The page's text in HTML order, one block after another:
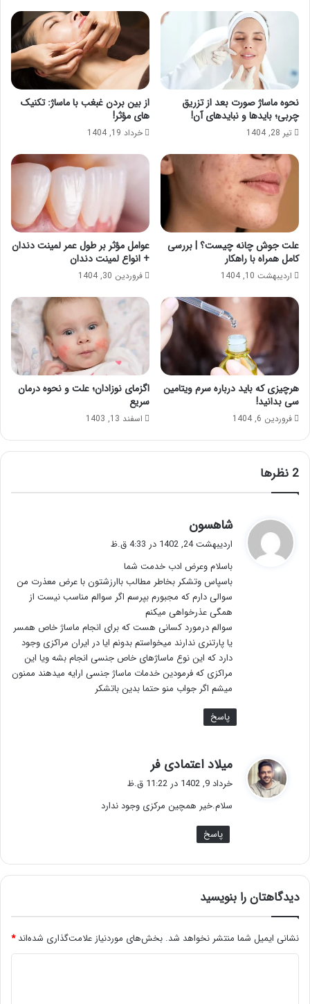
نحوه ماساژ صورت بعد از تزریق
چربی؛ بایدها و نبایدهای آن!
تیر 28, 1404
از بین بردن غبغب با ماساژ: تکنیک
های مؤثر!
خرداد 19, 1404
علت جوش چانه چیست؟ | بررسی
کامل همراه با راهکار
اردیبهشت 10, 1404
عوامل مؤثر بر طول عمر لمینت دندان
+ انواع لمینت دندان
فروردین 30, 1404
هرچیزی که باید درباره سرم ویتامین
سی بدانید!
فروردین 6, 1404
اگزمای نوزادان؛ علت و نحوه درمان
سریع
اسفند 13, 1403
‫2 نظرها
شاهسون
ف
:
اردیبهشت 24, 1402 در 4:33 ق.ظ
باسلام وعرض ادب خدمت شما
باسپاس وتشکر بخاطر مطالب باارزشتون با عرض معذرت من
سوالی دارم که مجبورم بپرسم اگر سوالم مناسب نیست از
همگی عذرخواهی میکنم
سوالم درمورد کسانی هست که برای انجام ماساژ خاص همسر
یا پارتنری ندارند میخواستم بدونم ایا در ایران مراکزی وجود
دارد که این نوع ماساژهای خاص جنسی انجام بشه ویا این
مراکزی که فرمودین خدمات ماساژ جنسی ارایه میدهند ممنون
میشم اگر جواب منو حتما بدین باتشکر
پاسخ
میلاد اعتمادی فر
ف
:
خرداد 9, 1402 در 11:22 ق.ظ
سلام.خیر همچین مرکزی وجود ندارد
پاسخ
دیدگاهتان را بنویسید
نشانی ایمیل شما منتشر نخواهد شد. بخش‌های موردنیاز علامت‌گذاری شده‌اند*